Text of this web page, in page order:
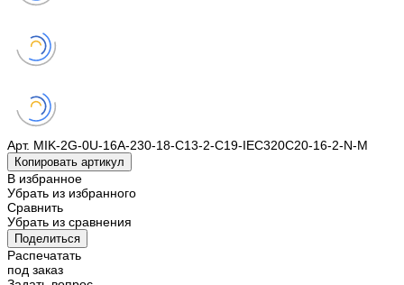
Арт. MIK-2G-0U-16A-230-18-C13-2-C19-IEC320C20-16-2-N-M
Копировать артикул
В избранное
Убрать из избранного
Сравнить
Убрать из сравнения
Поделиться
Распечатать
под заказ